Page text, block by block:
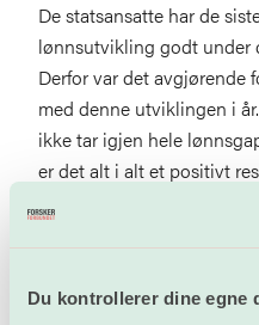
Du kontrollerer dine egne
De statsansatte har de
lønnsutvikling godt under
Derfor var det avgjørende
med denne utviklingen i
ikke tar igjen hele
er det alt i alt et positivt
forhandlet fram flere